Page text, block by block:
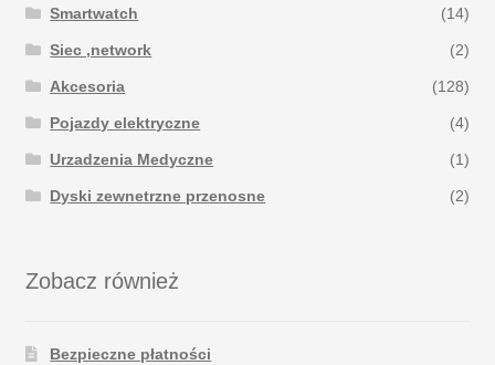
Smartwatch (14)
Siec ,network (2)
Akcesoria (128)
Pojazdy elektryczne (4)
Urzadzenia Medyczne (1)
Dyski zewnetrzne przenosne (2)
Zobacz również
Bezpieczne płatności